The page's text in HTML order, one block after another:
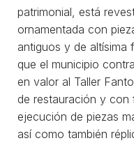
patrimonial, está
ornamentada con
antiguos y de altísima
que el municipio
en valor al Taller
de restauración y con
ejecución de piezas
así como también